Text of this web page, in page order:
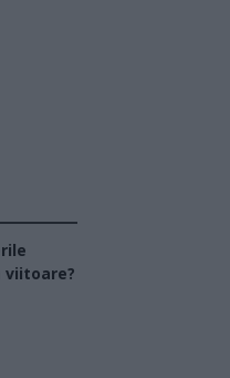
viitoare?